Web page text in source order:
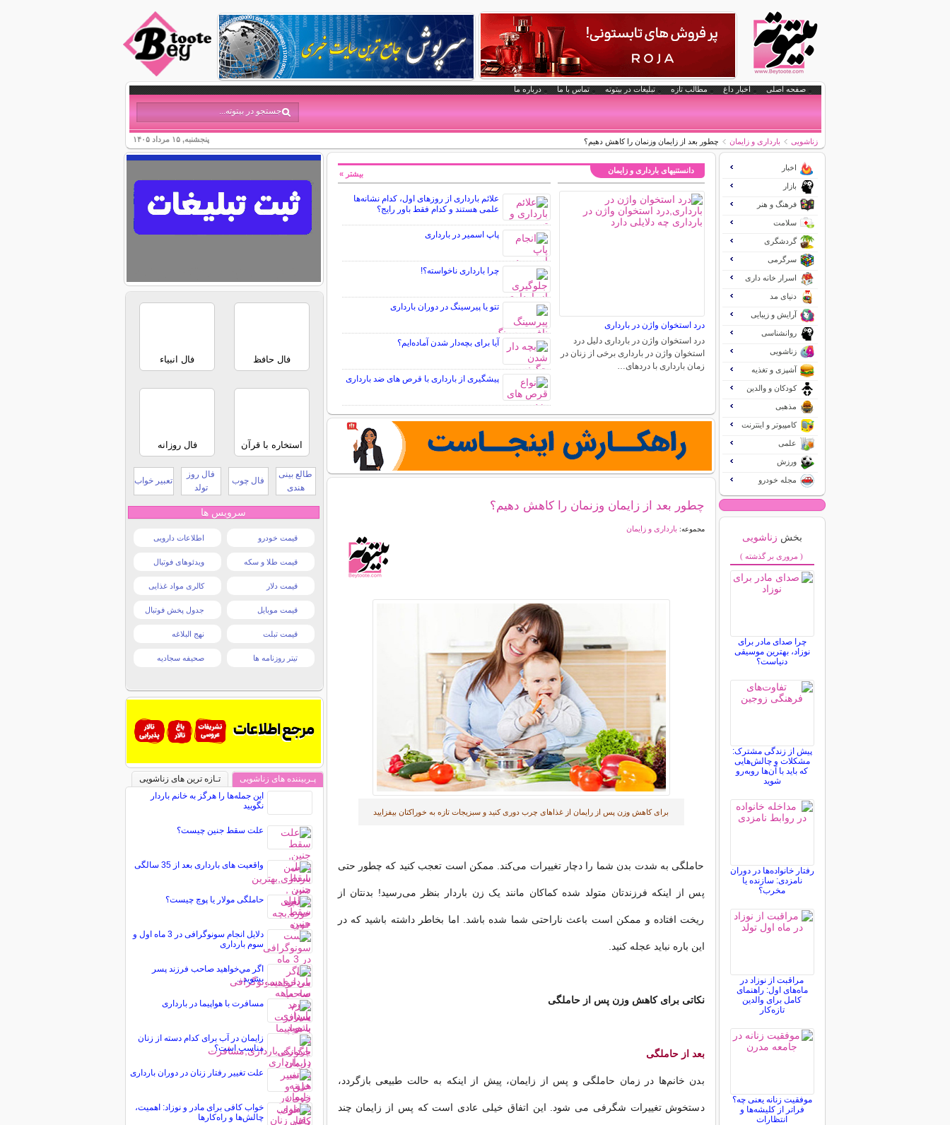
صفحه اصلی اخبار داغ مطالب تازه تبلیغات در بیتوته تماس با ما درباره ما
پنجشنبه, ۱۵ مرداد ۱۴۰۵ زناشویی بارداری و زایمان چطور بعد از زایمان وزنمان را کاهش دهیم؟
دانستنیهای بارداری و زایمان
درد استخوان واژن در بارداری
درد استخوان واژن در بارداری دلیل درد
استخوان واژن در بارداری برخی از زنان در
زمان بارداری با دردهای…
علائم بارداری از روزهای اول، کدام نشانه‌ها
علمی هستند و کدام فقط باور رایج؟
پاپ اسمیر در بارداری
چرا بارداری ناخواسته؟!
تتو یا پیرسینگ در دوران بارداری
آیا برای بچه‌دار شدن آماده‌ایم؟
پیشگیری از بارداری با قرص های ضد بارداری
بیشتر »
چطور بعد از زایمان وزنمان را کاهش دهیم؟
مجموعه: بارداری و زایمان
برای کاهش وزن پس از رایمان از غذاهای چرب دوری کنید و سبزیجات تازه به خوراکتان بیفزایید
حاملگی به شدت بدن شما را دچار تغییرات می‌کند. ممکن است تعجب کنید که چطور حتی
پس از اینکه فرزندتان متولد شده کماکان مانند یک زن باردار بنظر می‌رسید! بدنتان از
ریخت افتاده و ممکن است باعث ناراحتی شما شده باشد. اما بخاطر داشته باشید که در
این باره نباید عجله کنید.
نکاتی برای کاهش وزن پس از حاملگی
بعد از حاملگی
بدن خانم‌ها در زمان حاملگی و پس از زایمان، پیش از اینکه به حالت طبیعی بازگردد،
دستخوش تغییرات شگرفی می شود. این اتفاق خیلی عادی است که پس از زایمان چند
اخبار
بازار
فرهنگ و هنر
سلامت
گردشگری
سرگرمی
اسرار خانه داری
دنیای مد
آرایش و زیبایی
روانشناسی
زناشویی
آشپزی و تغذیه
کودکان و والدین
مذهبی
کامپیوتر و اینترنت
علمی
ورزش
مجله خودرو
بخش زناشویی
( مروری بر گذشته )
چرا صدای مادر برای
نوزاد، بهترین موسیقی
دنیاست؟
پیش از زندگی مشترک:
مشکلات و چالش‌هایی
که باید با آن‌ها روبه‌رو
شوید
رفتار خانواده‌ها در دوران
نامزدی: سازنده یا
مخرب؟
مراقبت از نوزاد در
ماه‌های اول: راهنمای
کامل برای والدین
تازه‌کار
موفقیت زنانه یعنی چه؟
فراتر از کلیشه‌ها و
انتظارات
فال حافظ فال انبیاء
استخاره با قرآن فال روزانه
طالع بینی
هندی
فال چوب
فال روز
تولد
تعبیر خواب
سرویس ها
قیمت خودرو اطلاعات دارویی
قیمت طلا و سکه ویدئوهای فوتبال
قیمت دلار کالری مواد غذایی
قیمت موبایل جدول پخش فوتبال
قیمت تبلت نهج البلاغه
تیتر روزنامه ها صحیفه سجادیه
پـربیننده های زناشویی
تـازه ترین های زناشویی
این جمله‌ها را هرگز به خانم باردار
نگویید
علت سقط جنین چیست؟
واقعیت های بارداری بعد از 35 سالگی
حاملگی مولار یا پوچ چیست؟
دلایل انجام سونوگرافی در 3 ماه اول و
سوم بارداری
اگر مي‌خواهيد صاحب فرزند پسر
بشويد...
مسافرت با هواپیما در بارداری
زایمان در آب برای کدام دسته از زنان
مناسب است؟
علت تغییر رفتار زنان در دوران بارداری
خواب کافی برای مادر و نوزاد: اهمیت،
چالش‌ها و راه‌کارها